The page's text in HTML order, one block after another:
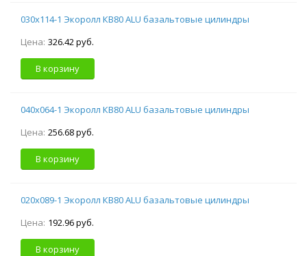
030х114-1 Экоролл КВ80 ALU базальтовые цилиндры
Цена: 326.42 руб.
В корзину
040х064-1 Экоролл КВ80 ALU базальтовые цилиндры
Цена: 256.68 руб.
В корзину
020х089-1 Экоролл КВ80 ALU базальтовые цилиндры
Цена: 192.96 руб.
В корзину